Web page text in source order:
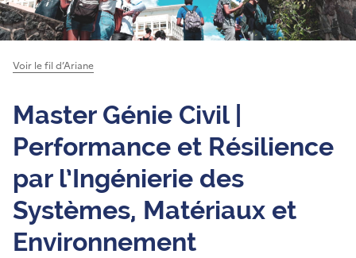
Voir le fil d’Ariane
Master Génie Civil |
Performance et Résilience
par l’Ingénierie des
Systèmes, Matériaux et
Environnement